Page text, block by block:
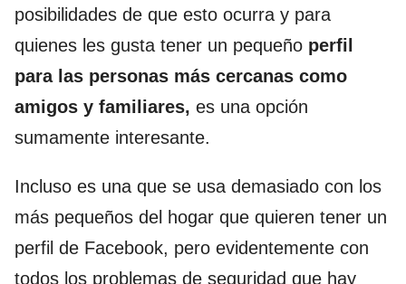
posibilidades de que esto ocurra y para
quienes les gusta tener un pequeño perfil
para las personas más cercanas como
amigos y familiares, es una opción
sumamente interesante.
Incluso es una que se usa demasiado con los
más pequeños del hogar que quieren tener un
perfil de Facebook, pero evidentemente con
todos los problemas de seguridad que hay